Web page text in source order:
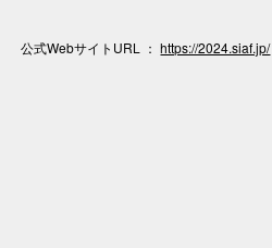
公式WebサイトURL ：https://2024.siaf.jp/